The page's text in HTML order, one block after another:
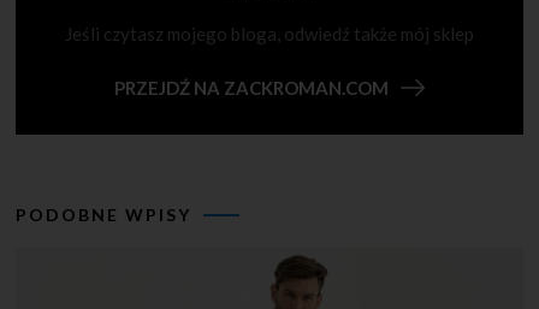
Jeśli czytasz mojego bloga, odwiedź także mój sklep
PRZEJDŹ NA ZACKROMAN.COM
PODOBNE WPISY